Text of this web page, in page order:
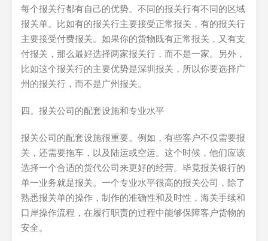
每个报关行都有自己的优势。不同的报关行有不同的区域
报关单。比如有的报关行主要接受正常报关，有的报关行
主要接受付费报关。如果你的货物既有正常报关，又有支
付报关，那么最好选择两家报关行，而不是一家。另外，
比如这个报关行的主要优势是深圳报关，所以你要选择广
州的报关行，而不是广州报关。
四。报关公司的配套设施和专业水平
报关公司的配套设施很重要。例如，有些客户不仅需要报
关，还需要拖车，以及陆运或空运。这个时候，他们应该
选择一个合适的货代公司来更好的经营。毕竟报关银行的
单一业务就是报关。一个专业水平很高的报关公司，除了
熟悉报关单的操作，制作的准确性和及时性，海关手续和
口岸操作流程，在履行职责的过程中能够保障客户货物的
安全。